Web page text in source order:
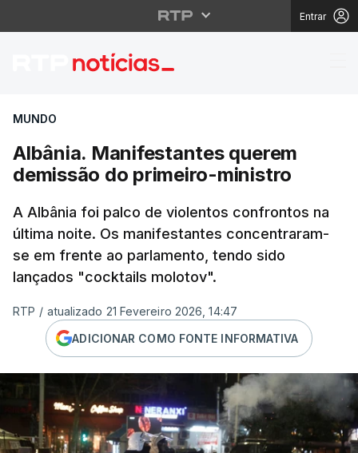
Entrar
Albânia.
MUNDO
Albânia. Manifestantes querem
demissão do primeiro-ministro
A Albânia foi palco de violentos confrontos na
última noite. Os manifestantes concentraram-
se em frente ao parlamento, tendo sido
lançados "cocktails molotov".
RTP / atualizado 21 Fevereiro 2026, 14:47
ADICIONAR COMO FONTE INFORMATIVA